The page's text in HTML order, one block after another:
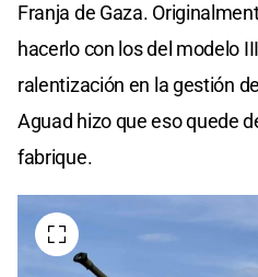
Franja de Gaza.
hacerlo con los del modelo
ralentización en la gestión
Aguad hizo que eso quede
fabrique.